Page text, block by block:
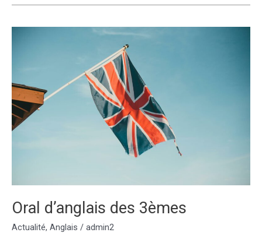
Alphonse
Oral d’anglais des 3èmes
Actualité, Anglais / admin2